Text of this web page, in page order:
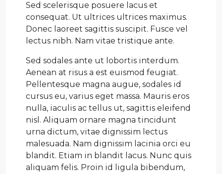
Sed scelerisque posuere lacus et
consequat. Ut ultrices ultrices maximus.
Donec laoreet sagittis suscipit. Fusce vel
lectus nibh. Nam vitae tristique ante.
Sed sodales ante ut lobortis interdum.
Aenean at risus a est euismod feugiat.
Pellentesque magna augue, sodales id
cursus eu, varius eget massa. Mauris eros
nulla, iaculis ac tellus ut, sagittis eleifend
nisl. Aliquam ornare magna tincidunt
urna dictum, vitae dignissim lectus
malesuada. Nam dignissim lacinia orci eu
blandit. Etiam in blandit lacus. Nunc quis
aliquam felis. Proin id ligula bibendum,